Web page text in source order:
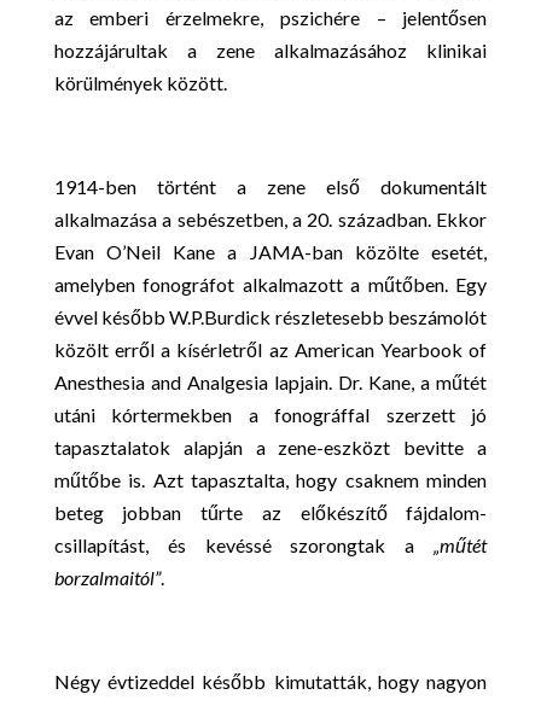
az emberi érzelmekre, pszichére – jelentősen
hozzájárultak a zene alkalmazásához klinikai
körülmények között.
1914-ben történt a zene első dokumentált
alkalmazása a sebészetben, a 20. században. Ekkor
Evan O’Neil Kane a JAMA-ban közölte esetét,
amelyben fonográfot alkalmazott a műtőben. Egy
évvel később W.P.Burdick részletesebb beszámolót
közölt erről a kísérletről az American Yearbook of
Anesthesia and Analgesia lapjain. Dr. Kane, a műtét
utáni kórtermekben a fonográffal szerzett jó
tapasztalatok alapján a zene-eszközt bevitte a
műtőbe is. Azt tapasztalta, hogy csaknem minden
beteg jobban tűrte az előkészítő fájdalom-
csillapítást, és kevéssé szorongtak a„műtét
borzalmaitól”.
Négy évtizeddel később kimutatták, hogy nagyon